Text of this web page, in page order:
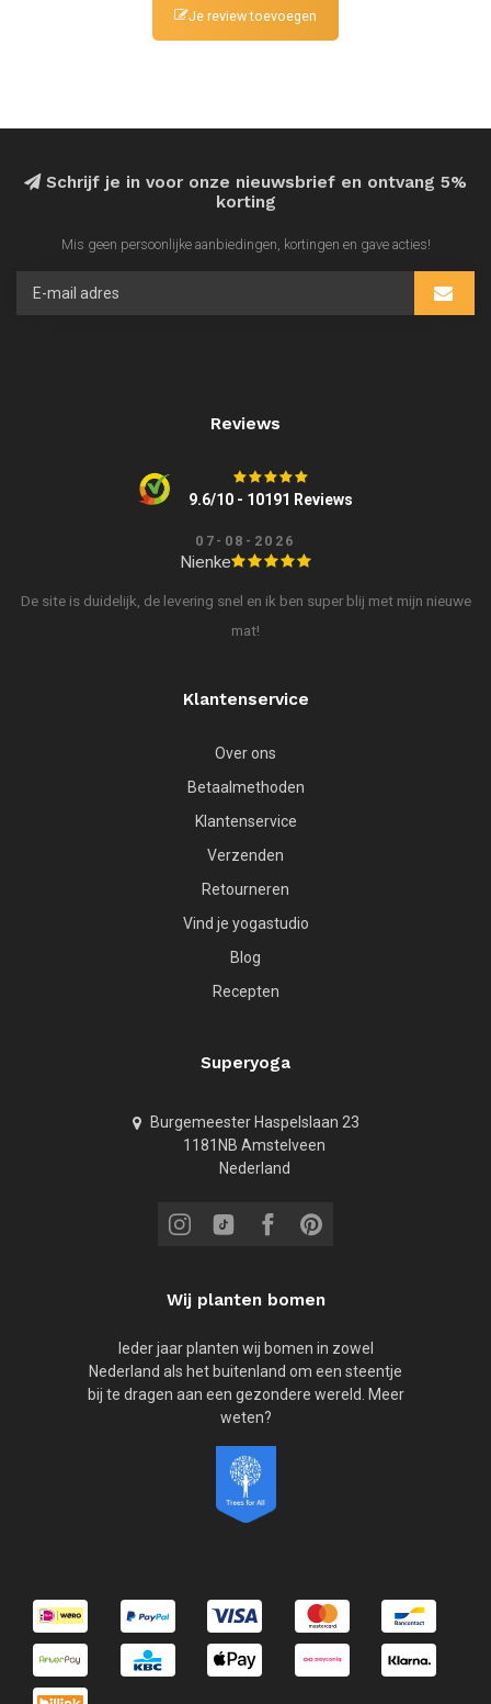
Je review toevoegen
Schrijf je in voor onze nieuwsbrief en ontvang 5%
korting
Mis geen persoonlijke aanbiedingen, kortingen en gave acties!
Reviews
9.6/10 - 10191 Reviews
07-08-2026
Nienke
De site is duidelijk, de levering snel en ik ben super blij met mijn nieuwe
mat!
Klantenservice
Over ons
Betaalmethoden
Klantenservice
Verzenden
Retourneren
Vind je yogastudio
Blog
Recepten
Superyoga
Burgemeester Haspelslaan 23
1181NB Amstelveen
Nederland
Wij planten bomen
Ieder jaar planten wij bomen in zowel
Nederland als het buitenland om een steentje
bij te dragen aan een gezondere wereld. Meer
weten?